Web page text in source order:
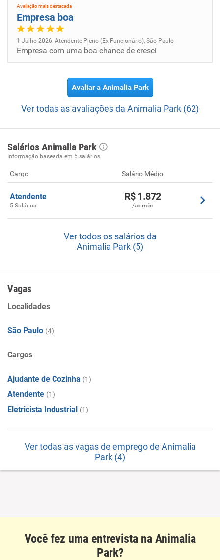
Avaliação mais destacada
Empresa boa
1 Julho 2026. Atendente Pleno (Ex-Funcionário), São Paulo
Empresa com uma boa chance de cresci
Avaliar a Animalia Park
Ver todas as avaliações da Animalia Park (62)
Salários Animalia Park
Informação baseada em 5 salários
Cargo Salário Médio
Atendente
5 Salários
R$ 1.872
/ao mês
Ver todos os salários da
Animalia Park (5)
Vagas
Localidades
São Paulo (4)
Cargos
Ajudante de Cozinha (1)
Atendente (1)
Eletricista Industrial (1)
Ver todas as vagas de emprego de Animalia
Park (4)
Você fez uma entrevista na Animalia
Park?